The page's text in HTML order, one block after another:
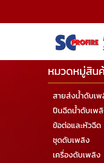
หมวดหมู่สิน
สายส่งน้ำดับเ
ปืนฉีดน้ำดับเพ
ข้อต่อและหัวฉีด
ชุดดับเพลิง
เครื่องดับเพลิง